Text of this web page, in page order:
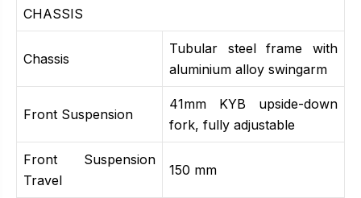
CHASSIS
Chassis
Tubular steel frame with
aluminium alloy swingarm
Front Suspension
41mm KYB upside-down
fork, fully adjustable
Front Suspension
Travel
150 mm